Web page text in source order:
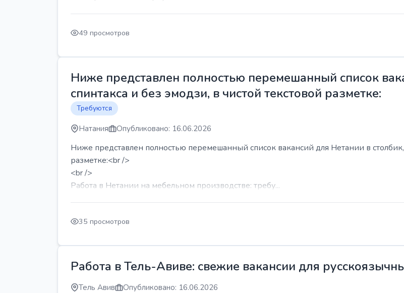
49 просмотров
Ниже представлен полностью перемешанный список
спинтакса и без эмодзи, в чистой текстовой разметке:
Требуются
Натания Опубликовано: 16.06.2026
Ниже представлен полностью перемешанный список вакансий для Нетании в столбик,
разметке:<br />
<br />
Работа в Нетании на мебельном производстве: требу...
35 просмотров
Работа в Тель-Авиве: свежие вакансии для
Тель Авив Опубликовано: 16.06.2026